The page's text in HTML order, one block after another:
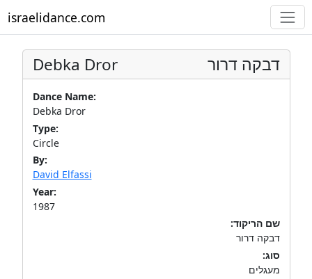
israelidance.com
Debka Dror דבקה דרור
Dance Name:
Debka Dror
Type:
Circle
By:
David Elfassi
Year:
1987
שם הריקוד:
דבקה דרור
סוג:
מעגלים